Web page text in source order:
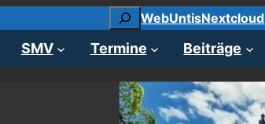
SuchenWebUntisNextcloud
SMV Termine Beiträge